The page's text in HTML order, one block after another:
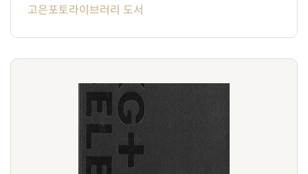
고은포토라이브러리 도서